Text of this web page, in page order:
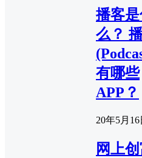
播客
么？
有哪些
APP？
20年5月16
网上